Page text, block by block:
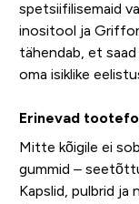
spetsiifilisemaid
inositool ja
tähendab, et
oma isiklike
Erinevad
Mitte kõigile ei
gummid –
Kapslid, pulbrid ja